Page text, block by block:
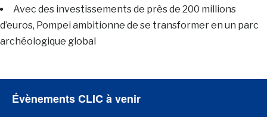
Avec des investissements de près de 200 millions
d’euros, Pompei ambitionne de se transformer en un parc
archéologique global
Évènements CLIC à venir